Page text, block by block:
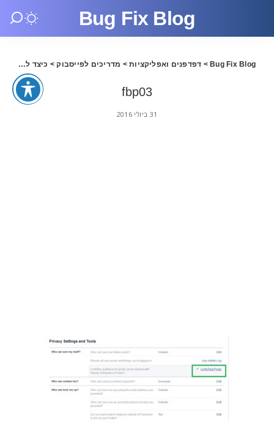
Bug Fix Blog
Bug Fix Blog
> דפדפנים ואפליקציות> מדריכים לפייסבוק> כיצד להפוך סטטוסים ישנים ב Facebook ליותר פרטיים
fbp03
31 ביולי 2016